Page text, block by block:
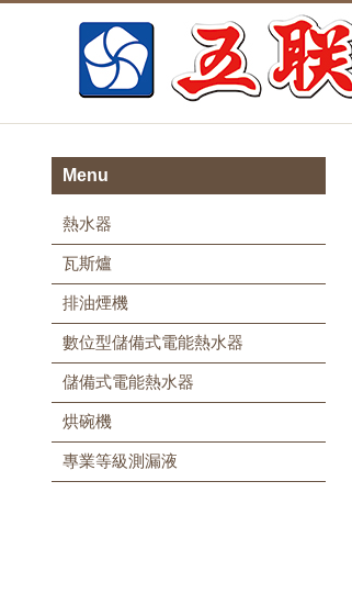
Menu
熱水器
瓦斯爐
排油煙機
數位型儲備式電能熱水器
儲備式電能熱水器
烘碗機
專業等級測漏液